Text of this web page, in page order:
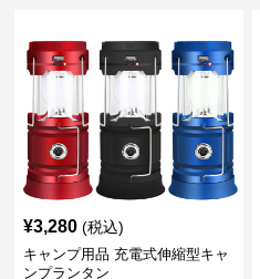
¥3,280 (税込)
キャンプ用品 充電式伸縮型キャ
ンプランタン